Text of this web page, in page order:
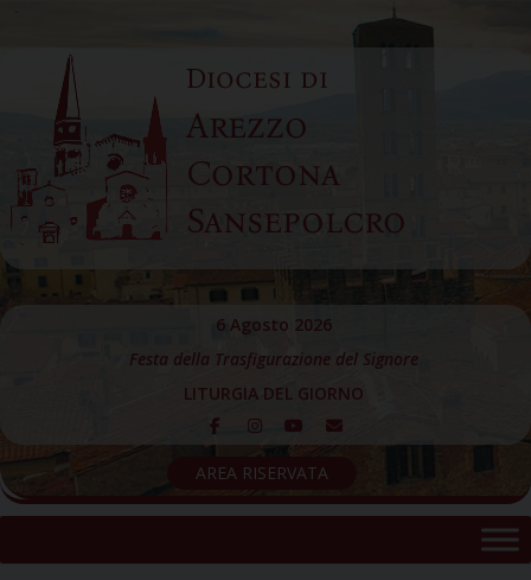
content
Diocesi di
Arezzo
Cortona
Sansepolcro
6 Agosto 2026
Festa della Trasfigurazione del Signore
LITURGIA DEL GIORNO
AREA RISERVATA